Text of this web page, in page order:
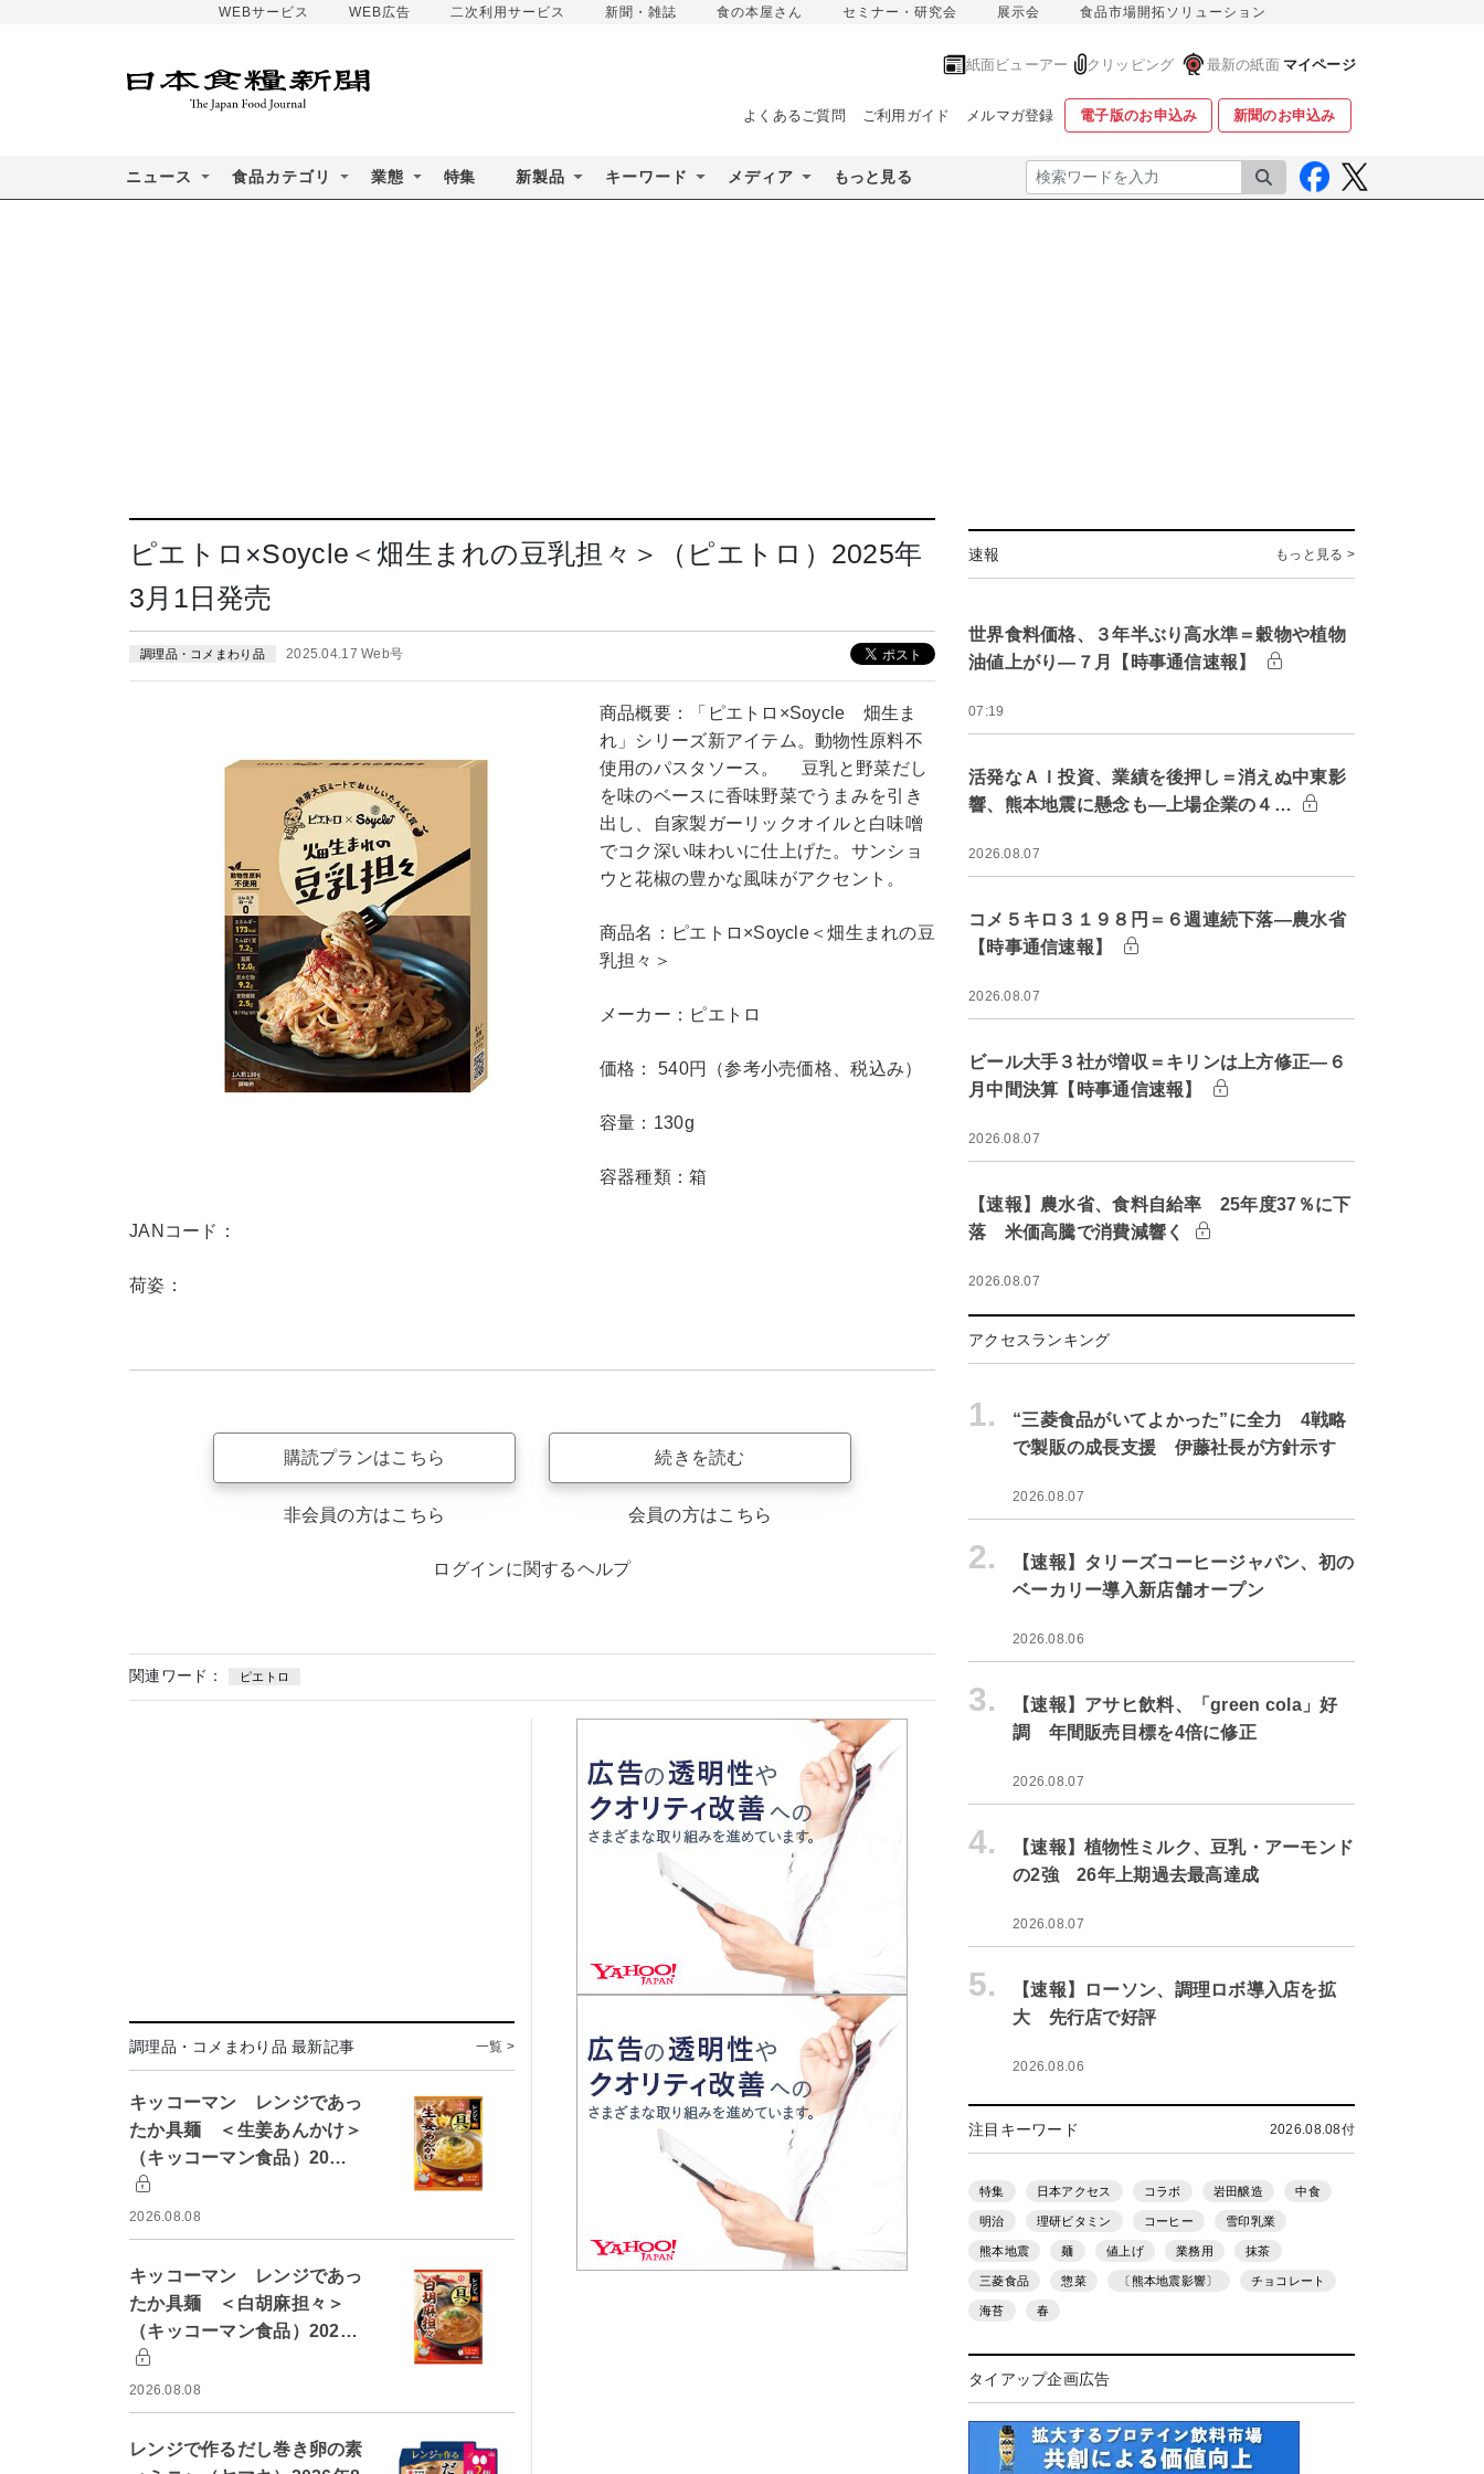
WEBサービス WEB広告 二次利用サービス 新聞・雑誌 食の本屋さん セミナー・研究会 展示会 食品市場開拓ソリューション
紙面ビューアー クリッピング 最新の紙面 マイページ
よくあるご質問 ご利用ガイド メルマガ登録 電子版のお申込み 新聞のお申込み
ニュース 食品カテゴリ 業態 特集 新製品 キーワード メディア もっと見る 検索
ピエトロ×Soycle＜畑生まれの豆乳担々＞（ピエトロ）2025年
3月1日発売
調理品・コメまわり品 2025.04.17 Web号
商品概要：「ピエトロ×Soycle 畑生ま
れ」シリーズ新アイテム。動物性原料不
使用のパスタソース。 豆乳と野菜だし
を味のベースに香味野菜でうまみを引き
出し、自家製ガーリックオイルと白味噌
でコク深い味わいに仕上げた。サンショ
ウと花椒の豊かな風味がアクセント。
商品名：ピエトロ×Soycle＜畑生まれの豆
乳担々＞
メーカー：ピエトロ
価格： 540円（参考小売価格、税込み）
容量：130g
容器種類：箱
JANコード：
荷姿：
購読プランはこちら
非会員の方はこちら
続きを読む
会員の方はこちら
ログインに関するヘルプ
関連ワード： ピエトロ
調理品・コメまわり品 最新記事 一覧 >
キッコーマン レンジであっ
たか具麺 ＜生姜あんかけ＞
（キッコーマン食品）20…
2026.08.08
キッコーマン レンジであっ
たか具麺 ＜白胡麻担々＞
（キッコーマン食品）202…
2026.08.08
レンジで作るだし巻き卵の素
速報 もっと見る >
世界食料価格、３年半ぶり高水準＝穀物や植物
油値上がり―７月【時事通信速報】
07:19
活発なＡＩ投資、業績を後押し＝消えぬ中東影
響、熊本地震に懸念も―上場企業の４…
2026.08.07
コメ５キロ３１９８円＝６週連続下落―農水省
【時事通信速報】
2026.08.07
ビール大手３社が増収＝キリンは上方修正―６
月中間決算【時事通信速報】
2026.08.07
【速報】農水省、食料自給率 25年度37％に下
落 米価高騰で消費減響く
2026.08.07
アクセスランキング
1.
“三菱食品がいてよかった”に全力 4戦略
で製販の成長支援 伊藤社長が方針示す
2026.08.07
2.
【速報】タリーズコーヒージャパン、初の
ベーカリー導入新店舗オープン
2026.08.06
3.
【速報】アサヒ飲料、「green cola」好
調 年間販売目標を4倍に修正
2026.08.07
4.
【速報】植物性ミルク、豆乳・アーモンド
の2強 26年上期過去最高達成
2026.08.07
5.
【速報】ローソン、調理ロボ導入店を拡
大 先行店で好評
2026.08.06
注目キーワード 2026.08.08付
特集 日本アクセス コラボ 岩田醸造 中食
明治 理研ビタミン コーヒー 雪印乳業
熊本地震 麺 値上げ 業務用 抹茶
三菱食品 惣菜 〔熊本地震影響〕 チョコレート
海苔 春
タイアップ企画広告